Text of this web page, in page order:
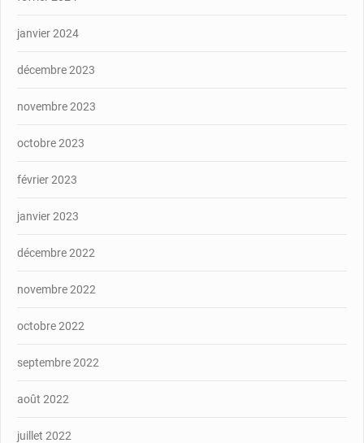
janvier 2024
décembre 2023
novembre 2023
octobre 2023
février 2023
janvier 2023
décembre 2022
novembre 2022
octobre 2022
septembre 2022
août 2022
juillet 2022